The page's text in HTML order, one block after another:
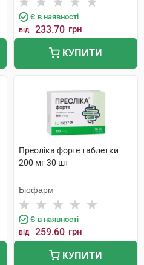
Є в наявності
від 233.70 грн
КУПИТИ
Преоліка форте таблетки
200 мг 30 шт
Біофарм
Є в наявності
від 259.60 грн
КУПИТИ